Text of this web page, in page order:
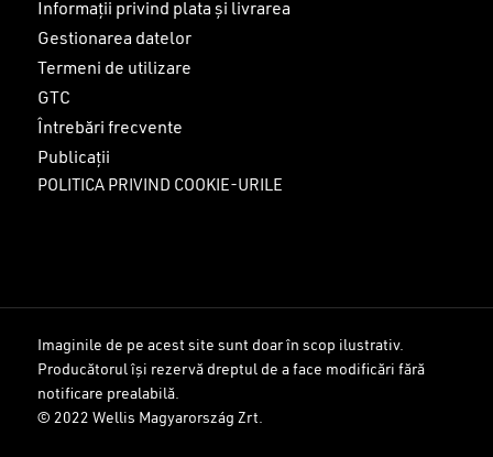
Sub-total:
Informații privind plata și livrarea
Gestionarea datelor
Termeni de utilizare
GTC
Întrebări frecvente
Publicații
POLITICA PRIVIND COOKIE-URILE
Imaginile de pe acest site sunt doar în scop ilustrativ.
Producătorul își rezervă dreptul de a face modificări fără
notificare prealabilă.
© 2022 Wellis Magyarország Zrt.